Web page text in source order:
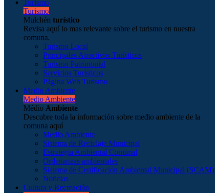
Turismo
Turismo
Mulchén turístico
Revisa aquí lo mas relevante sobre el turismo en nuestra
comuna.
Turismo Local
Principales Atractivos Turísticos
Turismo Patrimonial
Servicios Turísticos
Página Web Turismo
Medio Ambiente
Medio Ambiente
Médio Ambiente
Descubre toda la información sobre medio ambiente de la
comuna aquí
Medio Ambiente
Sistema de Reciclaje Municipal
Estrategia Ambiental Comunal
Ordenanzas ambientales
Sistema de Certificación Ambiental Municipal (SCAM)
Noticias
Cultura y Recreación